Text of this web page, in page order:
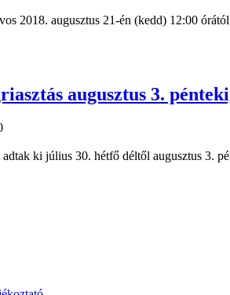
2018. augusztus 21-én (kedd) 12:00
augusztus 3.
ki július 30. hétfő déltől augusztus 3.